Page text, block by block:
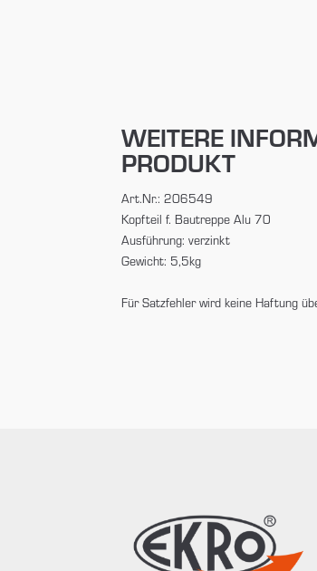
WEITERE
PRODUKT
Art.Nr.: 206549
Kopfteil f. Bautreppe Alu 70
Ausführung: verzinkt
Gewicht: 5,5kg
Für Satzfehler wird keine Haftung